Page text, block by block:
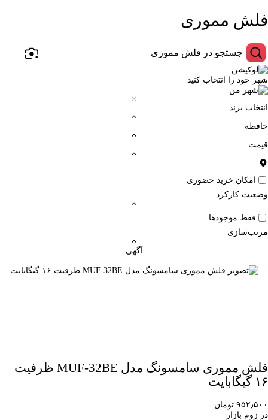
فلش مموری
شهر خود را انتخاب کنید
انتخاب برند
حافظه
قیمت
امکان خرید حضوری
وضعیت کارکرد
فقط موجودها
مرتب‌سازی
آگهی
فلش مموری سامسونگ مدل MUF-32BE ظرفیت
۱۶ گیگابایت
۹۵۲٫۵۰۰ تومان
در زوم بازار